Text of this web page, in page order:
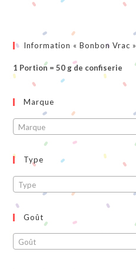
Information « Bonbon Vrac »
1 Portion = 50 g de confiserie
Marque
Marque
Type
Type
Goût
Goût